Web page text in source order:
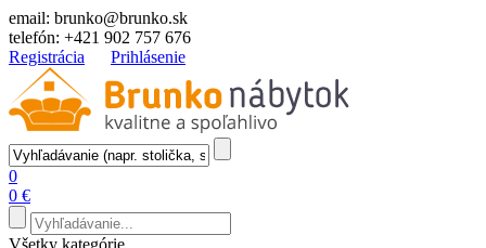
email: brunko@brunko.sk
telefón: +421 902 757 676
Registrácia
Prihlásenie
0
0 €
Všetky kategórie